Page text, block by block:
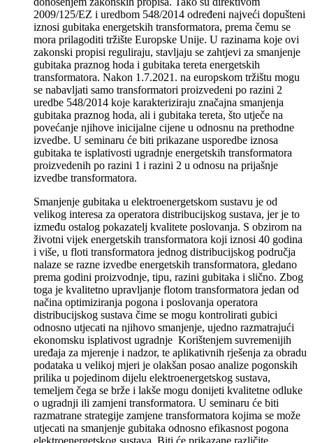
2009/125/EZ i uredbom 548/2014 određeni najveći dopušteni
iznosi gubitaka energetskih transformatora, prema čemu se
mora prilagoditi tržište Europske Unije. U razinama koje ovi
zakonski propisi reguliraju, stavljaju se zahtjevi za smanjenje
gubitaka praznog hoda i gubitaka tereta energetskih
transformatora. Nakon 1.7.2021. na europskom tržištu mogu
se nabavljati samo transformatori proizvedeni po razini 2
uredbe 548/2014 koje karakteriziraju značajna smanjenja
gubitaka praznog hoda, ali i gubitaka tereta, što utječe na
povećanje njihove inicijalne cijene u odnosnu na prethodne
izvedbe. U seminaru će biti prikazane usporedbe iznosa
gubitaka te isplativosti ugradnje energetskih transformatora
proizvedenih po razini 1 i razini 2 u odnosu na prijašnje
izvedbe transformatora.
Smanjenje gubitaka u elektroenergetskom sustavu je od
velikog interesa za operatora distribucijskog sustava, jer je to
između ostalog pokazatelj kvalitete poslovanja. S obzirom na
životni vijek energetskih transformatora koji iznosi 40 godina
i više, u floti transformatora jednog distribucijskog područja
nalaze se razne izvedbe energetskih transformatora, gledano
prema godini proizvodnje, tipu, razini gubitaka i slično. Zbog
toga je kvalitetno upravljanje flotom transformatora jedan od
načina optimiziranja pogona i poslovanja operatora
distribucijskog sustava čime se mogu kontrolirati gubici
odnosno utjecati na njihovo smanjenje, ujedno razmatrajući
ekonomsku isplativost ugradnje Korištenjem suvremenijih
uređaja za mjerenje i nadzor, te aplikativnih rješenja za obradu
podataka u velikoj mjeri je olakšan posao analize pogonskih
prilika u pojedinom dijelu elektroenergetskog sustava,
temeljem čega se brže i lakše mogu donijeti kvalitetne odluke
o ugradnji ili zamjeni transformatora. U seminaru će biti
razmatrane strategije zamjene transformatora kojima se može
utjecati na smanjenje gubitaka odnosno efikasnost pogona